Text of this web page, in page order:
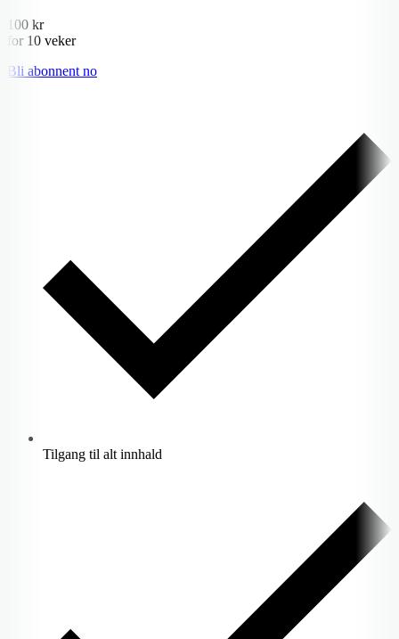
100 kr
for 10 veker
Bli abonnent no
Tilgang til alt innhald